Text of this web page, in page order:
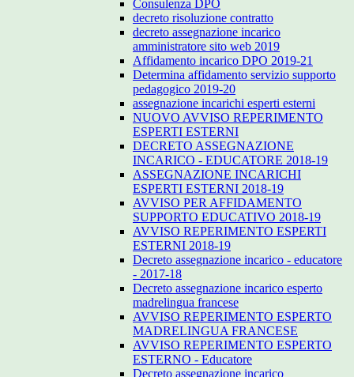
Consulenza DPO
decreto risoluzione contratto
decreto assegnazione incarico
amministratore sito web 2019
Affidamento incarico DPO 2019-21
Determina affidamento servizio supporto
pedagogico 2019-20
assegnazione incarichi esperti esterni
NUOVO AVVISO REPERIMENTO
ESPERTI ESTERNI
DECRETO ASSEGNAZIONE
INCARICO - EDUCATORE 2018-19
ASSEGNAZIONE INCARICHI
ESPERTI ESTERNI 2018-19
AVVISO PER AFFIDAMENTO
SUPPORTO EDUCATIVO 2018-19
AVVISO REPERIMENTO ESPERTI
ESTERNI 2018-19
Decreto assegnazione incarico - educatore
- 2017-18
Decreto assegnazione incarico esperto
madrelingua francese
AVVISO REPERIMENTO ESPERTO
MADRELINGUA FRANCESE
AVVISO REPERIMENTO ESPERTO
ESTERNO - Educatore
Decreto assegnazione incarico